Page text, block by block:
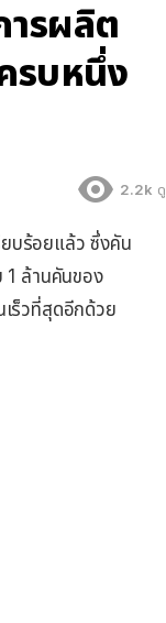
ารผลิต
รบหนึ่ง
2.2k ดู
บร้อยแล้ว ซึ่งคัน
ล้านคันของ
ร็วที่สุดอีกด้วย